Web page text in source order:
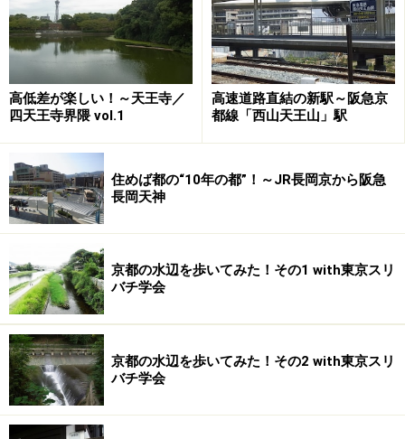
高低差が楽しい！～天王寺／
四天王寺界隈 vol.1
高速道路直結の新駅～阪急京
都線「西山天王山」駅
住めば都の“10年の都”！～JR長岡京から阪急
長岡天神
京都の水辺を歩いてみた！その1 with東京スリ
バチ学会
京都の水辺を歩いてみた！その2 with東京スリ
バチ学会